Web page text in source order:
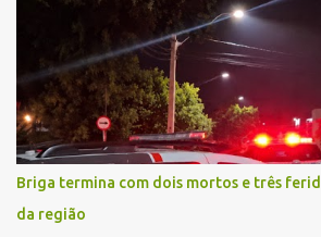
veículo, o trânsito estava lento e
realizadas na rodovia, momento em que
a violência da colisão, o motociclista foi
Testemunhas relataram que o capacete
durante o acidente. O jovem sofreu
morreu ainda no local. Equipes de resgate e
concessionária responsável pela rodovia
realizaram a sinalização da via, além de
vítima. No entanto, o óbito foi constatado
Briga termina com dois mortos e três
da região